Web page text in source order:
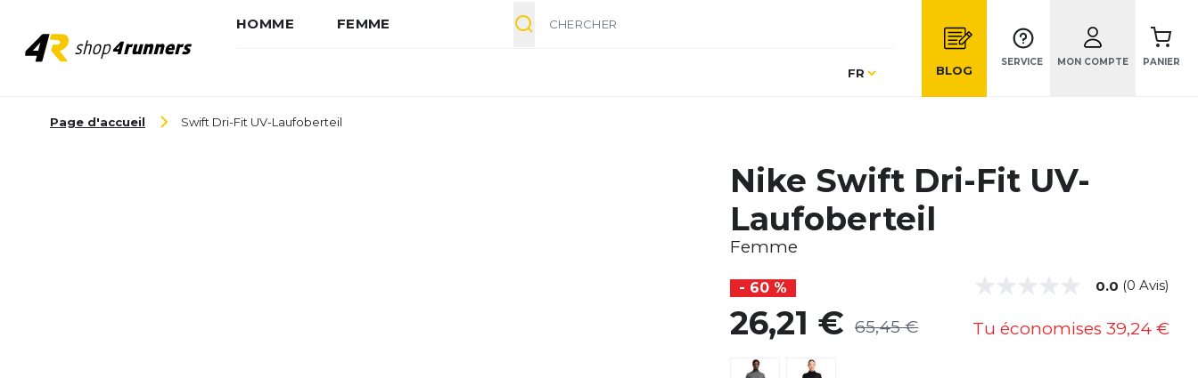
HOMME FEMME
Langue
FR BLOG
SERVICE MON COMPTE PANIER
Page d'accueil Swift Dri-Fit UV-Laufoberteil
Nike Swift Dri-Fit UV-
Laufoberteil
Femme
- 60 % 0.0 (0 Avis)
26,21 € 65,45 € Tu économises 39,24 €